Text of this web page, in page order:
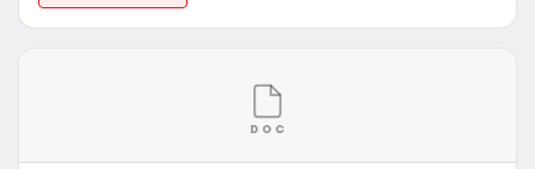
DOC